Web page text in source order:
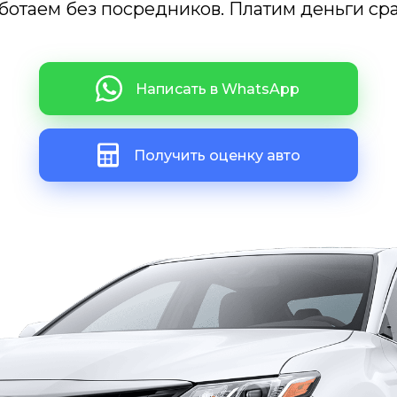
без посредников. Платим деньги
Написать в WhatsApp
Получить оценку авто